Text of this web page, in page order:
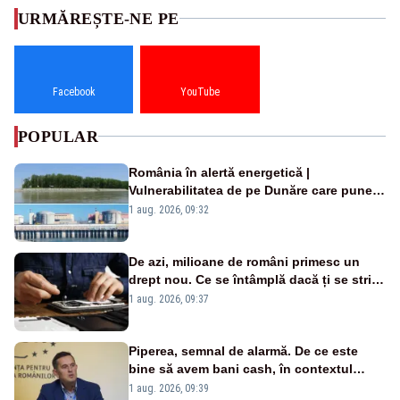
URMĂREȘTE-NE PE
Facebook YouTube
POPULAR
România în alertă energetică |
Vulnerabilitatea de pe Dunăre care pune
în pericol Centrala Cernavodă era
1 aug. 2026, 09:32
De azi, milioane de români primesc un
drept nou. Ce se întâmplă dacă ți se strică
un produs
1 aug. 2026, 09:37
Piperea, semnal de alarmă. De ce este
bine să avem bani cash, în contextul
alertei energetice?
1 aug. 2026, 09:39